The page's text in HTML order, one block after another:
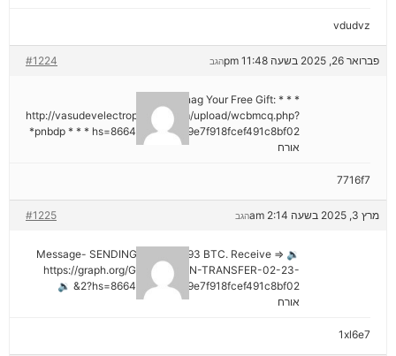
vdudvz
פברואר 26, 2025 בשעה 11:48 pm #1224 הגב
* * * Snag Your Free Gift:
http://vasudevelectroproject.com/upload/wcbmcq.php?
pnbdp * * * hs=8664c520642b9e7f918fcef491c8bf02*
אורח
7716f7
מרץ 3, 2025 בשעה 2:14 am #1225 הגב
🔉 Message- SENDING 0.75361393 BTC. Receive =>
https://graph.org/GET-BITCOIN-TRANSFER-02-23-
2?hs=8664c520642b9e7f918fcef491c8bf02& 🔉
אורח
1xl6e7